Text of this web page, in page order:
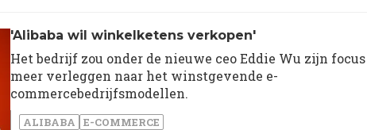
'Alibaba wil winkelketens verkopen'
Het bedrijf zou onder de nieuwe ceo Eddie Wu zijn focus
meer verleggen naar het winstgevende e-
commercebedrijfsmodellen.
ALIBABA E-COMMERCE